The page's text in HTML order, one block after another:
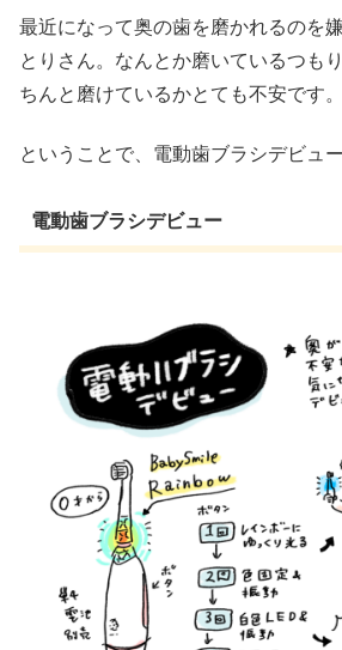
最近になって奥の歯を磨かれるのを
とりさん。なんとか磨いているつも
ちんと磨けているかとても不安です
ということで、電動歯ブラシデビュ
電動歯ブラシデビュー